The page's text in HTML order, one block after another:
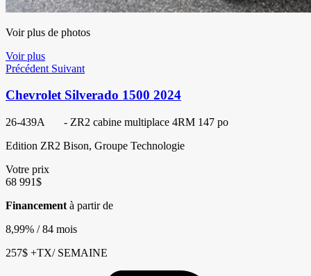
Voir plus de photos
Voir plus
Précédent Suivant
Chevrolet Silverado 1500 2024
26-439A
- ZR2 cabine multiplace 4RM 147 po
Edition ZR2 Bison, Groupe Technologie
Votre prix
68 991$
Financement à partir de
8,99% / 84 mois
257$ +TX/ SEMAINE